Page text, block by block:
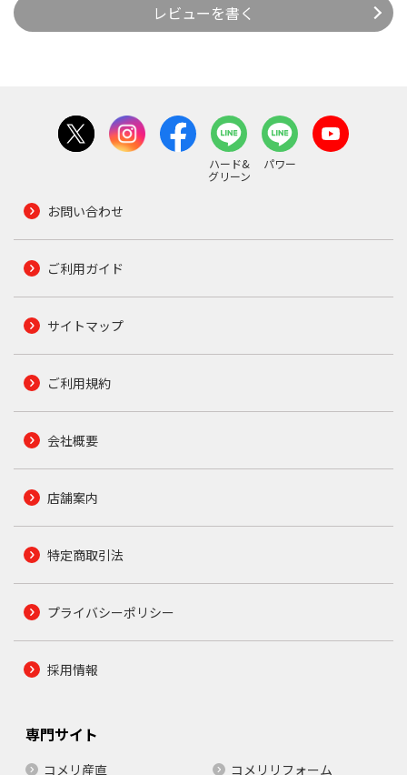
レビューを書く
ハード&
グリーン
パワー
お問い合わせ
ご利用ガイド
サイトマップ
ご利用規約
会社概要
店舗案内
特定商取引法
プライバシーポリシー
採用情報
専門サイト
コメリ産直 コメリリフォーム